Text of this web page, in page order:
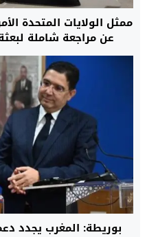
ممثل الولايات المتحدة
عن مراجعة شاملة
بوريطة: المغرب يجدد